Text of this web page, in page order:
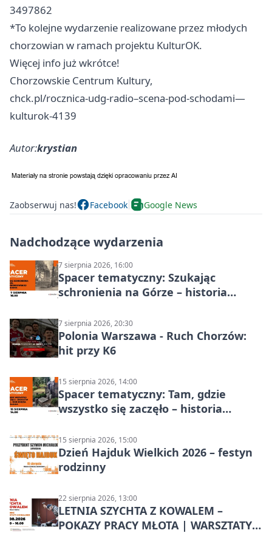
3497862
*To kolejne wydarzenie realizowane przez młodych
chorzowian w ramach projektu KulturOK.
Więcej info już wkrótce!
Chorzowskie Centrum Kultury,
chck.pl/rocznica-udg-radio–scena-pod-schodami—
kulturok-4139
Autor:krystian
Zaobserwuj nas! Facebook Google News
Nadchodzące wydarzenia
7 sierpnia 2026, 16:00
Spacer tematyczny: Szukając
schronienia na Górze – historia
7 sierpnia 2026, 20:30
Polonia Warszawa - Ruch Chorzów:
hit przy K6
15 sierpnia 2026, 14:00
Spacer tematyczny: Tam, gdzie
wszystko się zaczęło – historia
15 sierpnia 2026, 15:00
Dzień Hajduk Wielkich 2026 – festyn
rodzinny
22 sierpnia 2026, 13:00
LETNIA SZYCHTA Z KOWALEM –
POKAZY PRACY MŁOTA | WARSZTATY